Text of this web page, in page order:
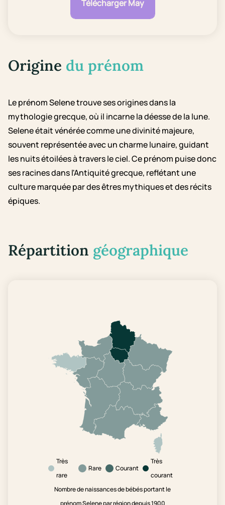
Télécharger May
Origine du prénom
Le prénom Selene trouve ses origines dans la
mythologie grecque, où il incarne la déesse de la lune.
Selene était vénérée comme une divinité majeure,
souvent représentée avec un charme lunaire, guidant
les nuits étoilées à travers le ciel. Ce prénom puise donc
ses racines dans l'Antiquité grecque, reflétant une
culture marquée par des êtres mythiques et des récits
épiques.
Répartition géographique
Très
rare
Rare Courant
Très
courant
Nombre de naissances de bébés portant le